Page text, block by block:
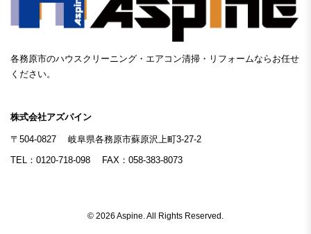
各務原市のハウスクリーニング・エアコン清掃・リフォームならお任せ
ください。
株式会社アズパイン
〒504-0827
岐阜県各務原市蘇原沢上町3-27-2
TEL：0120-718-098
FAX：058-383-8073
© 2026 Aspine. All Rights Reserved.